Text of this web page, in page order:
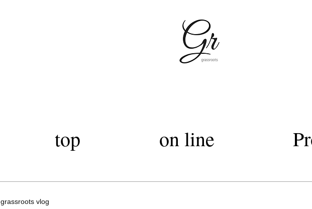
top on line
grassroots vlog